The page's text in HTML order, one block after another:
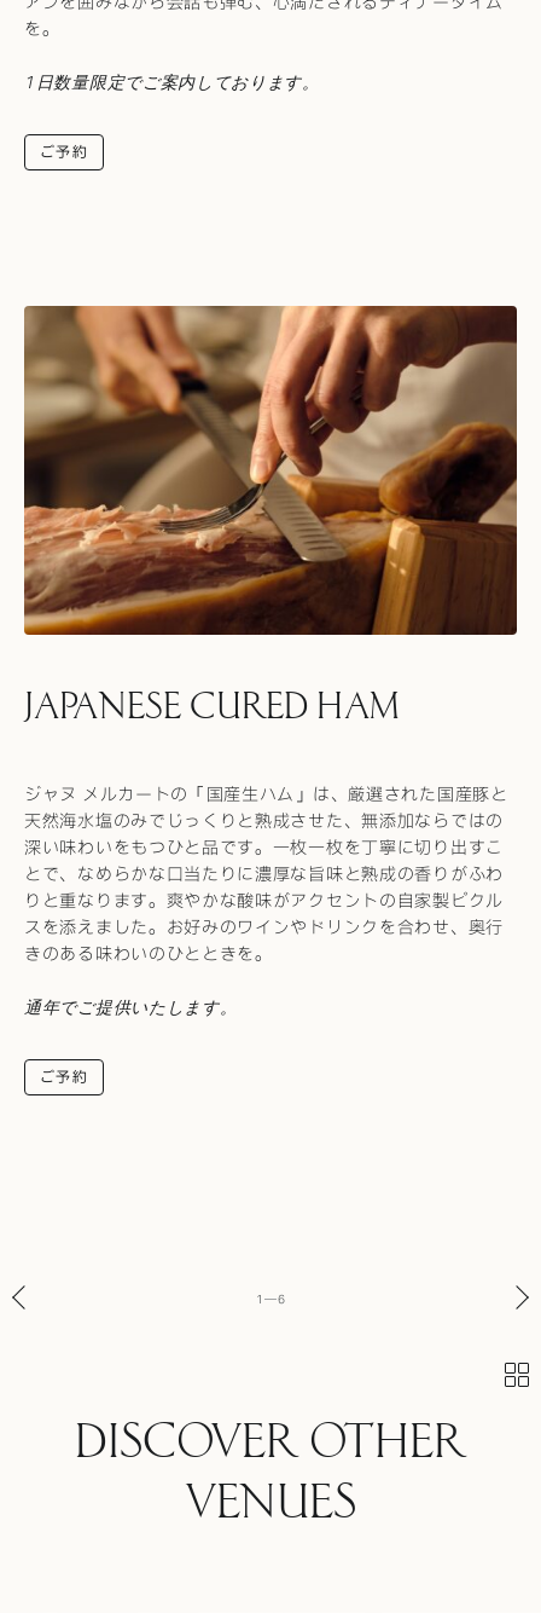
を。
1日数量限定でご案内しております。
ご予約
JAPANESE CURED HAM
ジャヌ メルカートの「国産生ハム」は、厳選された国産豚と
天然海水塩のみでじっくりと熟成させた、無添加ならではの
深い味わいをもつひと品です。一枚一枚を丁寧に切り出すこ
とで、なめらかな口当たりに濃厚な旨味と熟成の香りがふわ
りと重なります。爽やかな酸味がアクセントの自家製ピクル
スを添えました。お好みのワインやドリンクを合わせ、奥行
きのある味わいのひとときを。
通年でご提供いたします。
ご予約
1 —6
DISCOVER OTHER
VENUES